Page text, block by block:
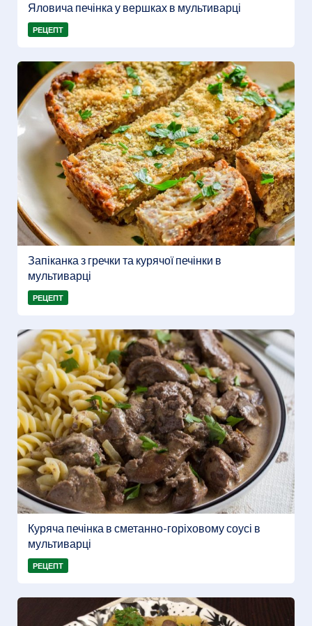
Яловича печінка у вершках в мультиварці
РЕЦЕПТ
Запіканка з гречки та курячої печінки в
мультиварці
РЕЦЕПТ
Куряча печінка в сметанно-горіховому соусі в
мультиварці
РЕЦЕПТ